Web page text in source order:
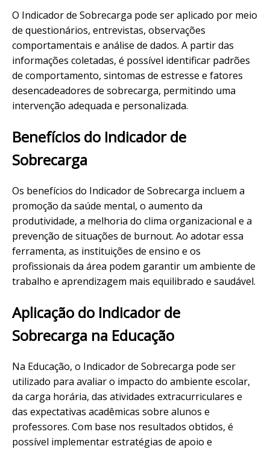
O Indicador de Sobrecarga pode ser aplicado por meio
de questionários, entrevistas, observações
comportamentais e análise de dados. A partir das
informações coletadas, é possível identificar padrões
de comportamento, sintomas de estresse e fatores
desencadeadores de sobrecarga, permitindo uma
intervenção adequada e personalizada.
Benefícios do Indicador de
Sobrecarga
Os benefícios do Indicador de Sobrecarga incluem a
promoção da saúde mental, o aumento da
produtividade, a melhoria do clima organizacional e a
prevenção de situações de burnout. Ao adotar essa
ferramenta, as instituições de ensino e os
profissionais da área podem garantir um ambiente de
trabalho e aprendizagem mais equilibrado e saudável.
Aplicação do Indicador de
Sobrecarga na Educação
Na Educação, o Indicador de Sobrecarga pode ser
utilizado para avaliar o impacto do ambiente escolar,
da carga horária, das atividades extracurriculares e
das expectativas acadêmicas sobre alunos e
professores. Com base nos resultados obtidos, é
possível implementar estratégias de apoio e